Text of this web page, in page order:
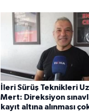
İleri Sürüş Teknikleri
Mert: Direksiyon
kayıt altına alınması